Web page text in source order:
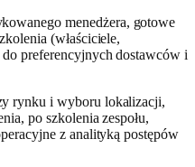
menedżera, gotowe
(właściciele,
preferencyjnych dostawców i
rynku i wyboru lokalizacji,
po szkolenia zespołu,
z analityką postępów